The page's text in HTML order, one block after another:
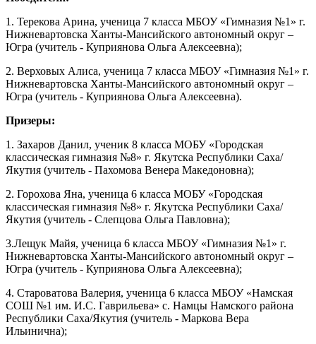
1. Терекова Арина, ученица 7 класса МБОУ «Гимназия №1» г.
Нижневартовска Ханты-Мансийского автономный округ –
Югра (учитель - Куприянова Ольга Алексеевна);
2. Верховых Алиса, ученица 7 класса МБОУ «Гимназия №1» г.
Нижневартовска Ханты-Мансийского автономный округ –
Югра (учитель - Куприянова Ольга Алексеевна).
Призеры:
1. Захаров Данил, ученик 8 класса МОБУ «Городская
классическая гимназия №8» г. Якутска Республики Саха/
Якутия (учитель - Пахомова Венера Македоновна);
2. Горохова Яна, ученица 6 класса МОБУ «Городская
классическая гимназия №8» г. Якутска Республики Саха/
Якутия (учитель - Слепцова Ольга Павловна);
3.Лещук Майя, ученица 6 класса МБОУ «Гимназия №1» г.
Нижневартовска Ханты-Мансийского автономный округ –
Югра (учитель - Куприянова Ольга Алексеевна);
4. Староватова Валерия, ученица 6 класса МБОУ «Намская
СОШ №1 им. И.С. Гаврильева» с. Намцы Намского района
Республики Саха/Якутия (учитель - Маркова Вера
Ильинична);